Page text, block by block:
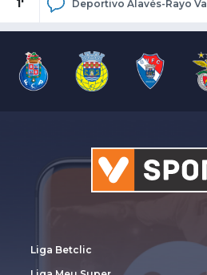
1' Deportivo Alavés-Rayo
Liga Betclic